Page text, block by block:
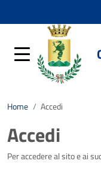
Home / Accedi
Accedi
Per accedere al sito e ai